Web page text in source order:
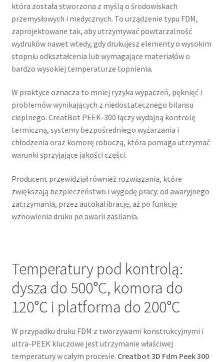
która została stworzona z myślą o środowiskach
przemysłowych i medycznych. To urządzenie typu FDM,
zaprojektowane tak, aby utrzymywać powtarzalność
wydruków nawet wtedy, gdy drukujesz elementy o wysokim
stopniu odkształcenia lub wymagające materiałów o
bardzo wysokiej temperaturze topnienia.
W praktyce oznacza to mniej ryzyka wypaczeń, pęknięć i
problemów wynikających z niedostatecznego bilansu
cieplnego. CreatBot PEEK-300 łączy wydajną kontrolę
termiczną, systemy bezpośredniego wyżarzania i
chłodzenia oraz komorę roboczą, która pomaga utrzymać
warunki sprzyjające jakości części.
Producent przewidział również rozwiązania, które
zwiększają bezpieczeństwo i wygodę pracy: od awaryjnego
zatrzymania, przez autokalibrację, aż po funkcję
wznowienia druku po awarii zasilania.
Temperatury pod kontrolą:
dysza do 500°C, komora do
120°C i platforma do 200°C
W przypadku druku FDM z tworzywami konstrukcyjnymi i
ultra-PEEK kluczowe jest utrzymanie właściwej
temperatury w całym procesie. Creatbot 3D Fdm Peek 300